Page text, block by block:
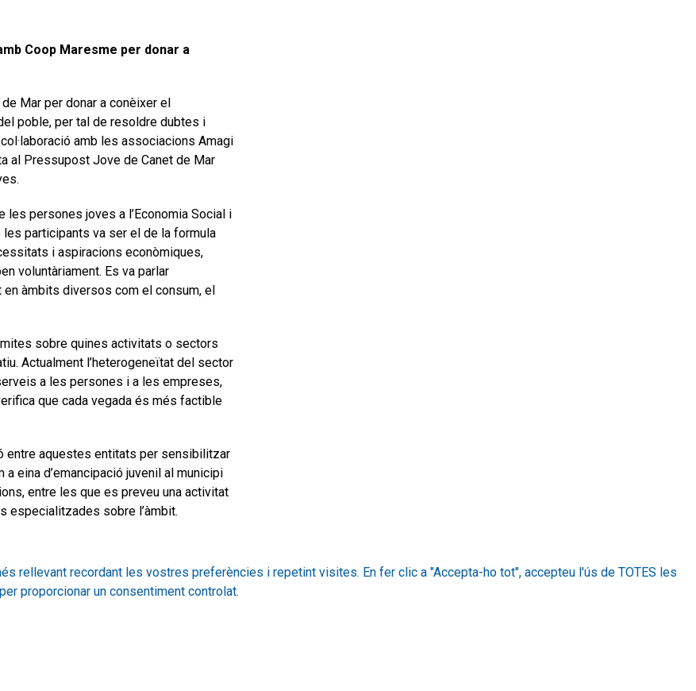
Coop Maresme per donar a
Mar per donar a conèixer el
poble, per tal de resoldre dubtes i
amb les associacions Amagi
al Pressupost Jove de Canet de Mar
les persones joves a l’Economia Social i
participants va ser el de la formula
i aspiracions econòmiques,
voluntàriament. Es va parlar
en àmbits diversos com el consum, el
sobre quines activitats o sectors
Actualment l’heterogeneïtat del sector
a les persones i a les empreses,
que cada vegada és més factible
entre aquestes entitats per sensibilitzar
eina d’emancipació juvenil al municipi
entre les que es preveu una activitat
especialitzades sobre l’àmbit.
rellevant recordant les vostres preferències i repetint visites. En fer clic a "Accepta-ho tot", accepteu l'ús de TOTES les
proporcionar un consentiment controlat.